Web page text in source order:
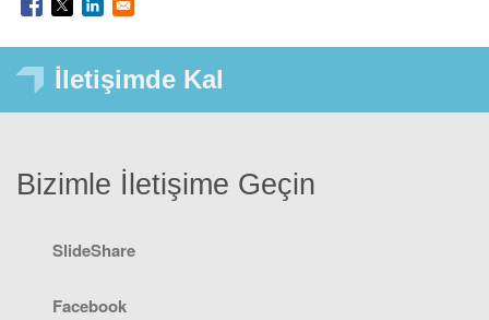
İletişimde Kal
Bizimle İletişime Geçin
SlideShare
Facebook